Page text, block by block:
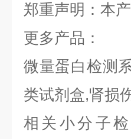
郑重声明：本
更多产品：
微量蛋白检测
类试剂盒,肾损
相关小分子